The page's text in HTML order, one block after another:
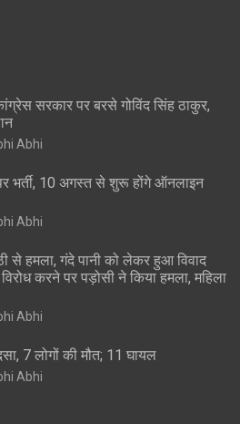
सरकार पर बरसे गोविंद सिंह ठाकुर,
Abhi
भर्ती, 10 अगस्त से शुरू होंगे ऑनलाइन
Abhi
से हमला, गंदे पानी को लेकर हुआ विवाद
करने पर पड़ोसी ने किया हमला, महिला
Abhi
7 लोगों की मौत; 11 घायल
Abhi